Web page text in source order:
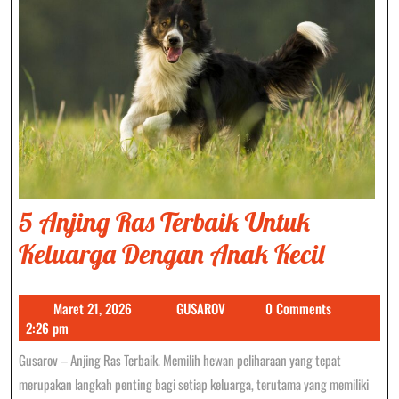
5 Anjing Ras Terbaik Untuk
Keluarga Dengan Anak Kecil5
Ras
Untuk
Maret 21, 2026Maret
2026
GUSAROVGUSAROV0 Comments
2:26 pm
Gusarov – Anjing Ras Terbaik. Memilih hewan peliharaan yang tepat
merupakan langkah penting bagi setiap keluarga, terutama yang memiliki